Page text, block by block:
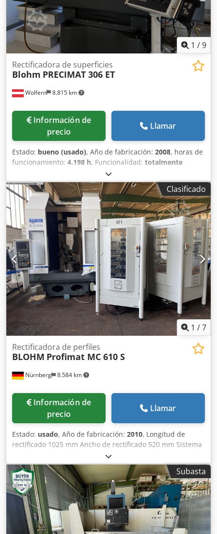
1 /9
Wolfern 8.815 km
Rectificadora de superficies
Blohm PRECIMAT 306 ET
Información de
precio
Llamar
Estado: bueno (usado), Año de fabricación: 2008, horas de
funcionamiento: 4.198 h, Funcionalidad: totalmente
, número de máquina/vehículo:
longitud de rectificado:600 mm, ancho de lijado:300 mm,
diámetro de disco rectificador:300 mm , distancia de la
mesa al centro del husillo:575 mm, ancho de disco
rectificador:50 mm, peso total:3.000 kg, espacio
necesario altura:
2.300 mm, espacio necesario longitud:
2.960 mm, espacio necesario anchura: 3.200 mm
Rectificadora plana de segunda mano Chsdpey Ry Dqofx
Abbea Estado muy cuidado
Clasificado
1 /7
Nürnberg 8.584 km
Rectificadora de perfiles
BLOHM Profimat MC 610 S
Información de
precio
Llamar
Estado: usado, Año de fabricación: 2010, Longitud de
rectificado 1025 mm Ancho de rectificado 520 mm Sistema
de control SINUMERIK 840 D Portaherramientas HSK-A 63
Eje A ° Peso de la pieza de trabajo 30 kg Distancia entre
husillo de rectificado - mesa mín./máx. 473,5 - 1023,5
milímetros eje x 520 mm eje y 550 mm Csdsvxwl Ajpfx
Abboha eje z 1000 mm Eje V 166 mm Avance del eje X 4 -
6.000 mm/min Avance del eje Y 4 - 4.000 mm/min Avance
eje Z 30 - 25.000 mm/min. Dimensiones de la mesa 1.400 x
874 mm Velocidad del husillo de rectificado continuamente
Subasta